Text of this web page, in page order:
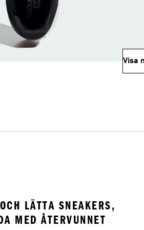
Visa
LÄTTA SNEAKERS,
MED ÅTERVUNNET